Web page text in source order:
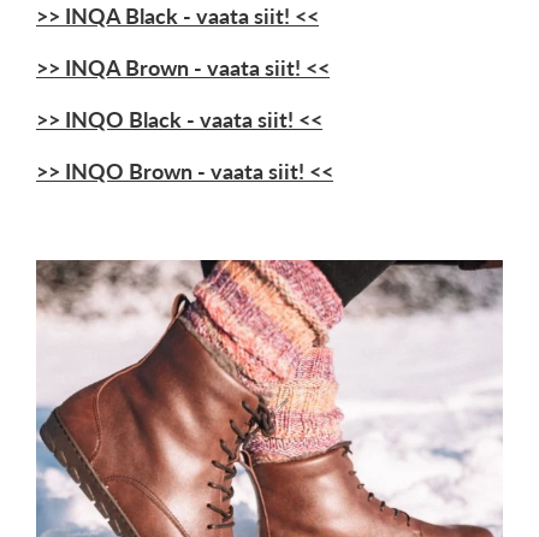
>> INQA Black - vaata siit! <<
>> INQA Brown - vaata siit! <<
>> INQO Black - vaata siit! <<
>> INQO Brown - vaata siit! <<